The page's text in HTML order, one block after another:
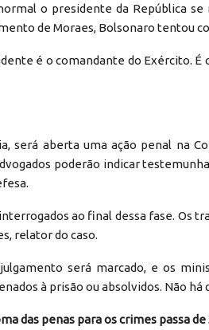
o presidente da República
de Moraes, Bolsonaro tentou
é o comandante do Exército.
será aberta uma ação penal na
poderão indicar
ao final dessa fase. Os
relator do caso.
será marcado, e os
à prisão ou absolvidos. Não
das penas para os crimes passa